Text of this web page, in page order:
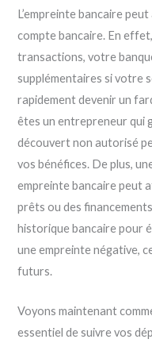
L’empreinte bancaire
compte bancaire. En
transactions, votre
supplémentaires si votre
rapidement devenir un
êtes un entrepreneur qui
découvert non autorisé
vos bénéfices. De plus,
empreinte bancaire peut
prêts ou des
historique bancaire pour
une empreinte négative,
futurs.
Voyons maintenant
essentiel de suivre vos